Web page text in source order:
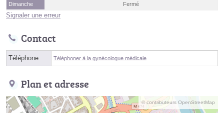
Dimanche
Fermé
Signaler une erreur
Contact
Téléphone Téléphoner à la gynécologue médicale
Plan et adresse
© contributeurs OpenStreetMap